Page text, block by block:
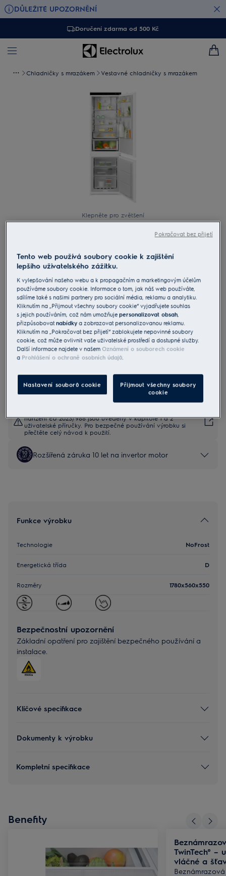
DŮLEŽITÉ UPOZORNĚNÍ
Doručení zdarma od 500 Kč
Chladničky s mrazákem Vestavné chladničky s mrazákem
Klepněte pro zvětšení
ENG8CD18S
Vestavná chladnička s mrazákem
800 NoFrost GreenZone+
4.6 (14)
Informační list výrobku
Benefity
Zásuvka Greenzone+ s ideální vlhkostí pro čerstvé suroviny.
Automaticky udržuje ideální vlhkost. Uchová ovoce a zeleninu
čerstvé.
Beznámrazová technologie TwinTech® udržuje potraviny šťavnaté a
nařízení EU 2023/988 jsou uvedeny v kapitole 1 a 2
uživatelské příručky. Pro bezpečné používání výrobku si
přečtěte celý návod k použití.
Rozšířená záruka 10 let na invertor motor
Funkce výrobku
Technologie NoFrost
Energetická třída D
Rozměry 1780x560x550
Bezpečnostní upozornění
Základní opatření pro zajištění bezpečného používání a
instalace.
Klíčové specifikace
Dokumenty k výrobku
Kompletní specifikace
Benefity
TwinTech® –
vláčné a
Beznámrazová
Tento web používá soubory cookie k zajištění
lepšího uživatelského zážitku.
K vylepšování našeho webu a k propagačním a marketingovým účelům
používáme soubory cookie. Informace o tom, jak náš web používáte,
sdílíme také s našimi partnery pro sociální média, reklamu a analytiku.
Kliknutím na „Přijmout všechny soubory cookie“ vyjadřujete souhlas
s jejich používáním, což nám umožňujepersonalizovat obsah
přizpůsobovatnabídky a zobrazovat personalizovanou reklamu.
Kliknutím na „Pokračovat bez přijetí“ zablokujete nepovinné soubory
cookie, což může ovlivnit vaše uživatelské prostředí a dostupné služby.
Další informace najdete v našemOznámení o souborech cookie
a Prohlášení o ochraně osobních údajů
Nastavení souborů cookie
Přijmout všechny soubory
cookie
Pokračovat bez přijetí